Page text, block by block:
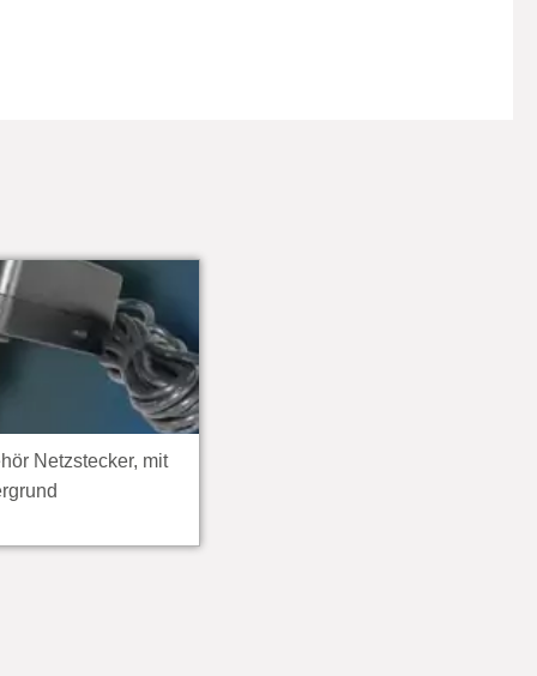
Netzstecker, mit